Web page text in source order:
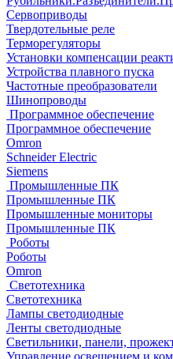
Сервоприводы
Твердотельные реле
Терморегуляторы
Установки компенсации
Устройства плавного пуска
Частотные преобразователи
Шинопроводы
Программное обеспечение
Программное обеспечение
Omron
Schneider Electric
Siemens
Промышленные ПК
Промышленные ПК
Промышленные мониторы
Промышленные ПК
Роботы
Роботы
Omron
Светотехника
Светотехника
Лампы светодиодные
Ленты светодиодные
Светильники, панели,
Управление освещением и